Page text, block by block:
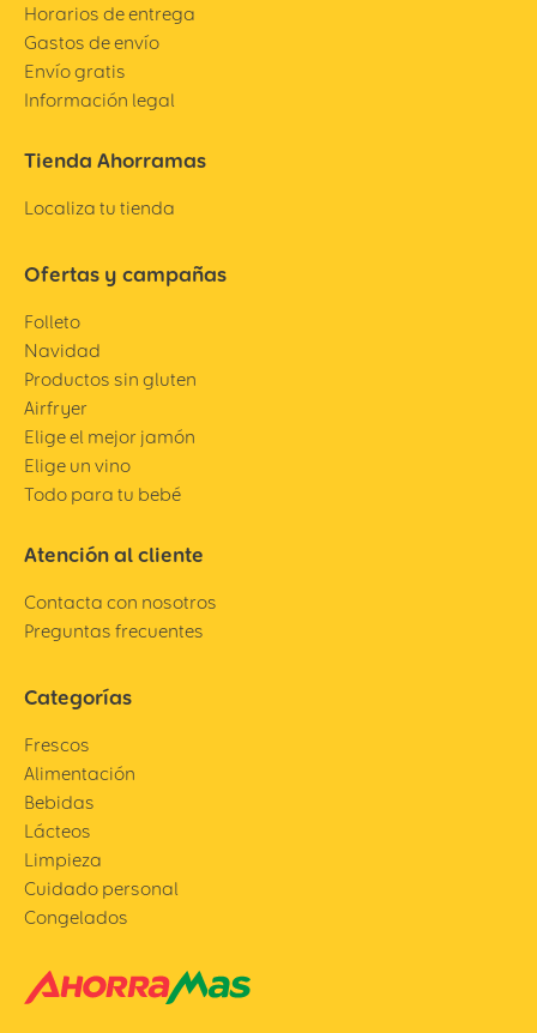
Horarios de entrega
Gastos de envío
Envío gratis
Información legal
Tienda Ahorramas
Localiza tu tienda
Ofertas y campañas
Folleto
Navidad
Productos sin gluten
Airfryer
Elige el mejor jamón
Elige un vino
Todo para tu bebé
Atención al cliente
Contacta con nosotros
Preguntas frecuentes
Categorías
Frescos
Alimentación
Bebidas
Lácteos
Limpieza
Cuidado personal
Congelados